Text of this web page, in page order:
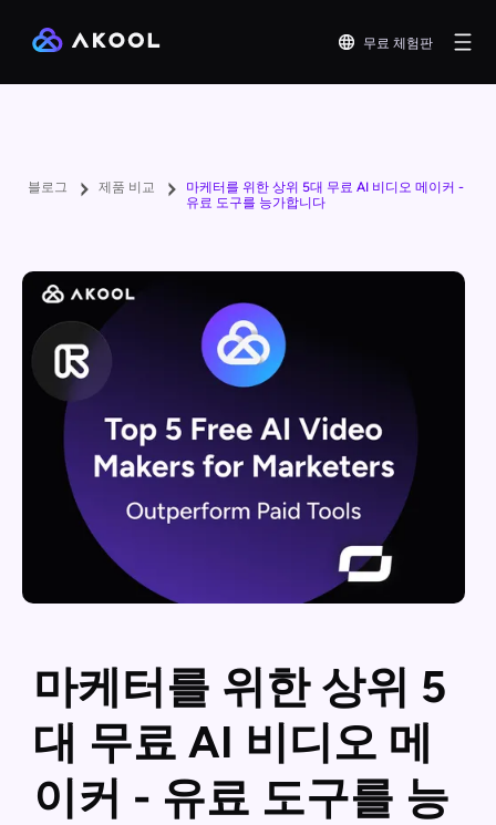
무료 체험판
블로그 제품 비교
마케터를 위한 상위 5대 무료 AI 비디오 메이커 -
유료 도구를 능가합니다
마케터를 위한 상위 5
대 무료 AI 비디오 메
이커 - 유료 도구를 능